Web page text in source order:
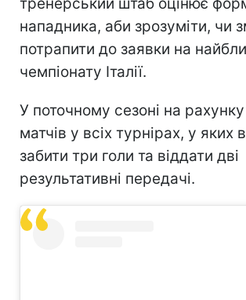
нападника, аби зрозуміти, чи
потрапити до заявки на
чемпіонату Італії.
У поточному сезоні на
матчів у всіх турнірах, у яких
забити три голи та віддати дві
результативні передачі.